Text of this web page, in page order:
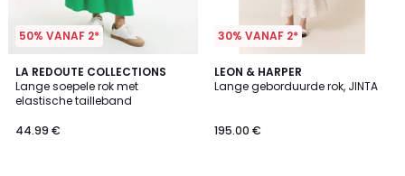
50% VANAF 2*
LA REDOUTE COLLECTIONS
Lange soepele rok met
elastische tailleband
44.99 €
3.3
/ 5
2
Kleuren
30% VANAF 2*
LEON & HARPER
Lange geborduurde rok, JINTA
195.00 €